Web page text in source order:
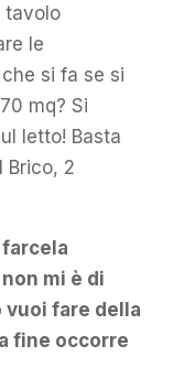
tavolo
le
si fa se si
mq? Si
letto! Basta
Brico, 2
farcela
mi è di
vuoi fare della
fine occorre